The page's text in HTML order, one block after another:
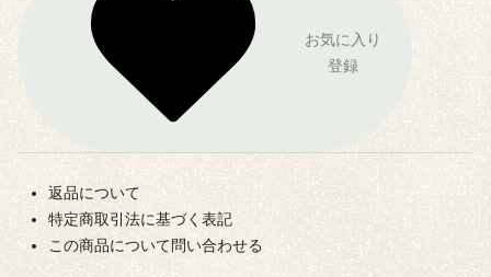
お気に入り
登録
返品について
特定商取引法に基づく表記
この商品について問い合わせる